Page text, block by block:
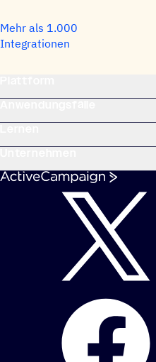
Mehr als 1.000
Integrationen